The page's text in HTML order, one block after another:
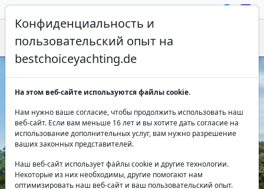
Прокат катамаранов в Салерно -
откройте для себя берег Амальфи
Конфиденциальность и
пользовательский опыт на
bestchoiceyachting.de
На этом веб-сайте используются файлы cookie.
Нам нужно ваше согласие, чтобы продолжить использовать наш
веб-сайт. Если вам меньше 16 лет и вы хотите дать согласие на
использование дополнительных услуг, вам нужно разрешение
ваших законных представителей.
Наш веб-сайт использует файлы cookie и другие технологии.
Некоторые из них необходимы, другие помогают нам
оптимизировать наш веб-сайт и ваш пользовательский опыт.